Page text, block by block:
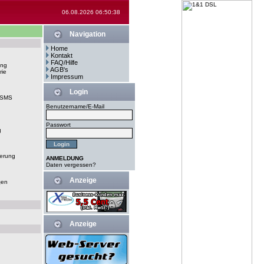
06.08.2026 06:50:38
Navigation
Home
Kontakt
FAQ/Hilfe
AGB's
Impressum
Login
Benutzername/E-Mail
Passwort
ANMELDUNG
Daten vergessen?
Anzeige
Anzeige